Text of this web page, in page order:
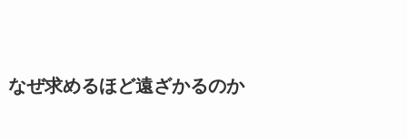
なぜ求めるほど遠ざかるのか